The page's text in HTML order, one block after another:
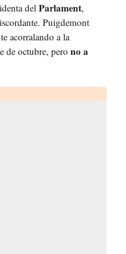
del Parlament,
Puigdemont
acorralando a la
de octubre, pero no a